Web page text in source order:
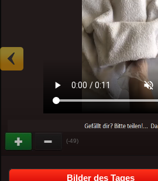
(-49)
Bilder des Tages